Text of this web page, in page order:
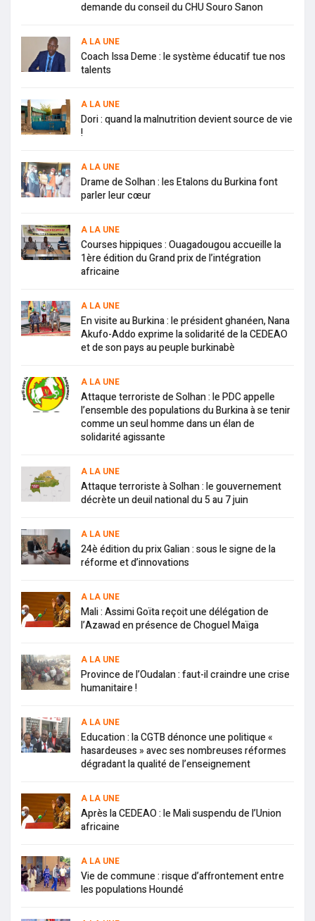
demande du conseil du CHU Souro Sanon
A LA UNE
Coach Issa Deme : le système éducatif tue nos
talents
A LA UNE
Dori : quand la malnutrition devient source de vie
!
A LA UNE
Drame de Solhan : les Etalons du Burkina font
parler leur cœur
A LA UNE
Courses hippiques : Ouagadougou accueille la
1ère édition du Grand prix de l’intégration
africaine
A LA UNE
En visite au Burkina : le président ghanéen, Nana
Akufo-Addo exprime la solidarité de la CEDEAO
et de son pays au peuple burkinabè
A LA UNE
Attaque terroriste de Solhan : le PDC appelle
l’ensemble des populations du Burkina à se tenir
comme un seul homme dans un élan de
solidarité agissante
A LA UNE
Attaque terroriste à Solhan : le gouvernement
décrète un deuil national du 5 au 7 juin
A LA UNE
24è édition du prix Galian : sous le signe de la
réforme et d’innovations
A LA UNE
Mali : Assimi Goïta reçoit une délégation de
l’Azawad en présence de Choguel Maïga
A LA UNE
Province de l’Oudalan : faut-il craindre une crise
humanitaire !
A LA UNE
Education : la CGTB dénonce une politique «
hasardeuses » avec ses nombreuses réformes
dégradant la qualité de l’enseignement
A LA UNE
Après la CEDEAO : le Mali suspendu de l’Union
africaine
A LA UNE
Vie de commune : risque d’affrontement entre
les populations Houndé